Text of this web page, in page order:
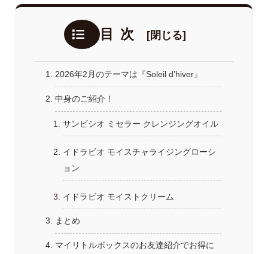
目次
2026年2月のテーマは『Soleil d’hiver』
中身のご紹介！
サンビシオ ミセラー クレンジングオイル
イドラビオ モイスチャライジングローシ
ョン
イドラビオ モイストクリーム
まとめ
マイリトルボックスのお友達紹介でお得に